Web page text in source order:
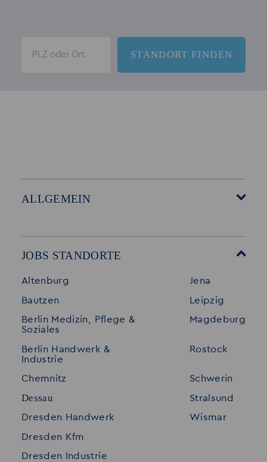
ALLGEMEIN
Für Bewerber
Stellenangebote
Initiativ bewerben
Merkzettel
Standorte
Referenzen
Interne Jobs
Datenschutz
Impressum
JOBS STANDORTE
Altenburg
Bautzen
Berlin Medizin, Pflege &
Soziales
Berlin Handwerk &
Industrie
Chemnitz
Dessau
Dresden Handwerk
Dresden Kfm
Dresden Industrie
Jena
Leipzig
Magdeburg
Rostock
Schwerin
Stralsund
Wismar